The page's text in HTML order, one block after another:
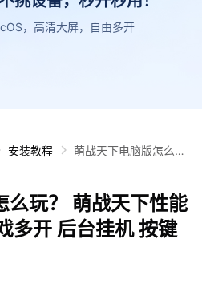
，高清大屏，自由多开
安装教程
萌战天下电脑版怎么
台挂机 按键设置教程
么玩？ 萌战天下性能
多开 后台挂机 按键